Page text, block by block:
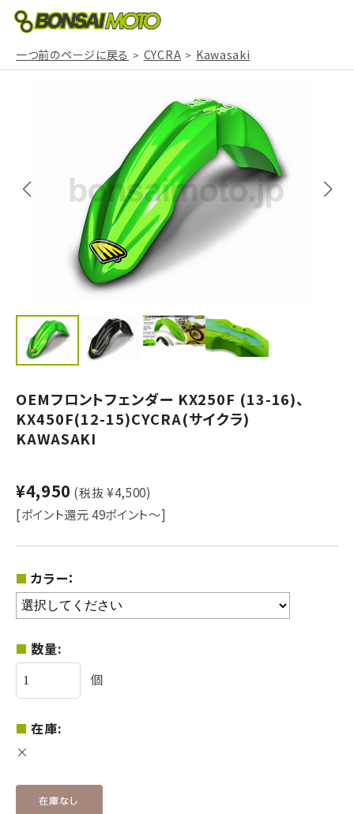
一つ前のページに戻る CYCRA Kawasaki
OEMフロントフェンダー KX250F (13-16)、
KX450F(12-15)CYCRA(サイクラ)
KAWASAKI
¥4,950 (税抜 ¥4,500)
[ポイント還元 49ポイント～]
カラー：
数量:
個
在庫:
×